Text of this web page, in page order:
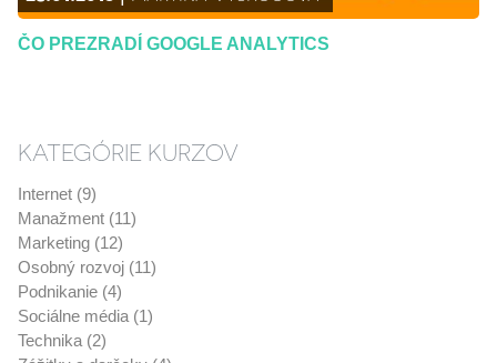
ČO PREZRADÍ GOOGLE ANALYTICS
KATEGÓRIE KURZOV
Internet (9)
Manažment (11)
Marketing (12)
Osobný rozvoj (11)
Podnikanie (4)
Sociálne média (1)
Technika (2)